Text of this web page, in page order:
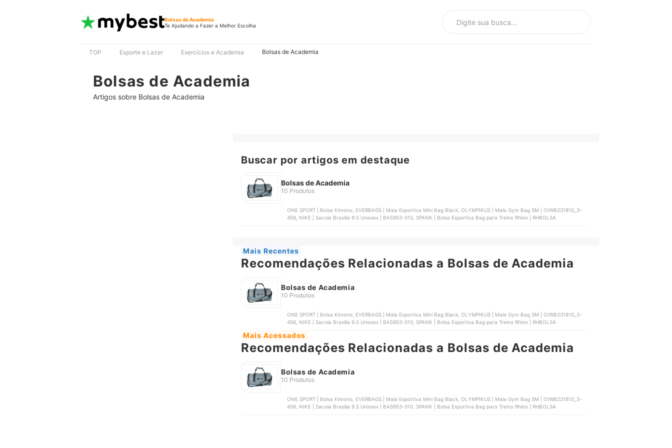
Bolsas de Academia
Te Ajudando a Fazer a Melhor Escolha
TOP Esporte e Lazer Exercícios e Academia Bolsas de Academia
Bolsas de Academia
Artigos sobre Bolsas de Academia
Buscar por artigos em destaque
Bolsas de Academia
10 Produtos
ONE SPORT | Bolsa Kimono, EVERBAGS | Mala Esportiva Mini Bag Black, OLYMPIKUS | Mala Gym Bag SM | OIWB231810_3-
456, NIKE | Sacola Brasilia 9.5 Unissex | BA5953-010, SPANK | Bolsa Esportiva Bag para Treino Rhino | RHBOLSA
Mais Recentes
Recomendações Relacionadas a Bolsas de Academia
Bolsas de Academia
10 Produtos
ONE SPORT | Bolsa Kimono, EVERBAGS | Mala Esportiva Mini Bag Black, OLYMPIKUS | Mala Gym Bag SM | OIWB231810_3-
456, NIKE | Sacola Brasilia 9.5 Unissex | BA5953-010, SPANK | Bolsa Esportiva Bag para Treino Rhino | RHBOLSA
Mais Acessados
Recomendações Relacionadas a Bolsas de Academia
Bolsas de Academia
10 Produtos
ONE SPORT | Bolsa Kimono, EVERBAGS | Mala Esportiva Mini Bag Black, OLYMPIKUS | Mala Gym Bag SM | OIWB231810_3-
456, NIKE | Sacola Brasilia 9.5 Unissex | BA5953-010, SPANK | Bolsa Esportiva Bag para Treino Rhino | RHBOLSA